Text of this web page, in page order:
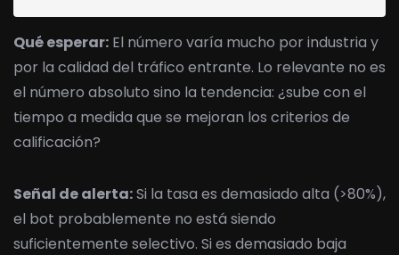
Qué esperar: El número varía mucho por industria y
por la calidad del tráfico entrante. Lo relevante no es
el número absoluto sino la tendencia: ¿sube con el
tiempo a medida que se mejoran los criterios de
calificación?
Señal de alerta:Si la tasa es demasiado alta (>80%),
el bot probablemente no está siendo
suficientemente selectivo. Si es demasiado baja